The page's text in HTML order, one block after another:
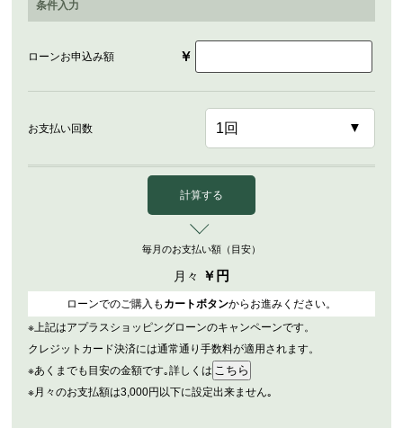
条件入力
ローンお申込み額 ￥
お支払い回数
計算する
毎月のお支払い額（目安）
月々 ￥ 円
ローンでのご購入も カートボタンからお進みください。
※上記はアプラスショッピングローンのキャンペーンです。
クレジットカード決済には通常通り手数料が適用されます。
※あくまでも目安の金額です｡詳しくは
※月々のお支払額は3,000円以下に設定出来ません｡